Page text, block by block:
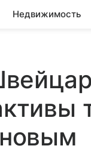
Недвижимость